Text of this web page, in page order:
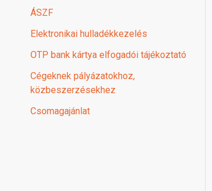
ÁSZF
Elektronikai hulladékkezelés
OTP bank kártya elfogadói tájékoztató
Cégeknek pályázatokhoz,
közbeszerzésekhez
Csomagajánlat